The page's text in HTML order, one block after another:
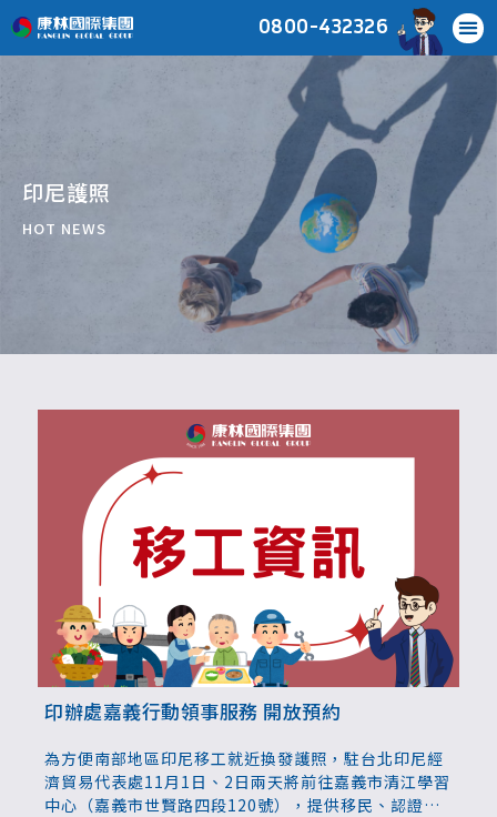
0800-432326
印尼護照
HOT NEWS
印辦處嘉義行動領事服務 開放預約
為方便南部地區印尼移工就近換發護照，駐台北印尼經
濟貿易代表處11月1日、2日兩天將前往嘉義市清江學習
中心（嘉義市世賢路四段120號），提供移民、認證、